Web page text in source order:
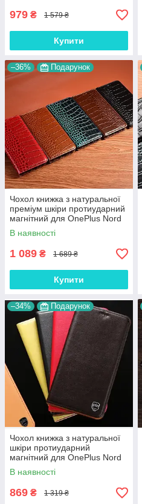
979 ₴ 1 579 ₴
Купити
–36% Подарунок
Чохол книжка з натуральної
преміум шкіри протиударний
магнітний для OnePlus Nord
CE 2 5G "CROCODILE"
В наявності
1 089 ₴ 1 689 ₴
Купити
–34% Подарунок
Чохол книжка з натуральної
шкіри протиударний
магнітний для OnePlus Nord
CE 2 5G "CLASIC"
В наявності
869 ₴ 1 319 ₴